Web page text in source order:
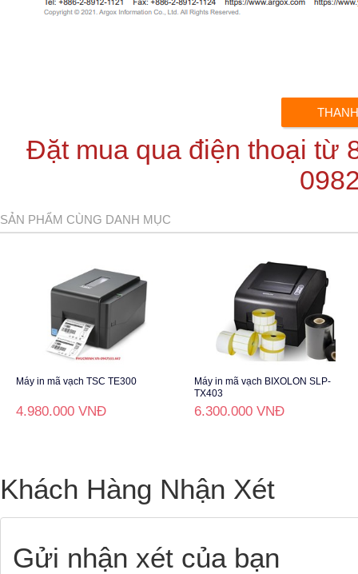
Đặt mua qua điện thoại từ
SẢN PHẨM CÙNG DANH MỤC
Máy in mã vạch TSC TE300
4.980.000 VNĐ
Máy in mã vạch BIXOLON SLP-
TX403
6.300.000 VNĐ
Khách Hàng Nhận Xét
Gửi nhận xét của bạn